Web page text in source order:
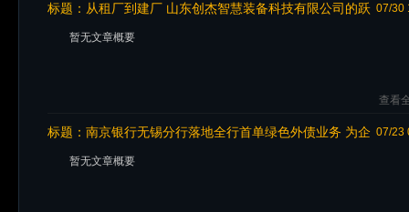
07/30
标题： 从租厂到建厂 山东创杰智慧装备科技有限公司的跃
暂无文章概要
查看
07/23
标题： 南京银行无锡分行落地全行首单绿色外债业务 为企
暂无文章概要